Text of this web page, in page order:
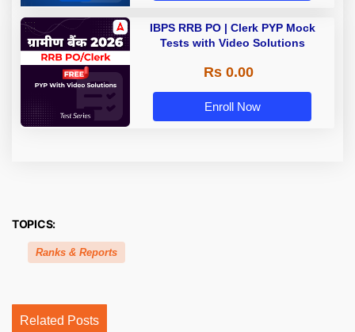
IBPS RRB PO | Clerk PYP Mock
Tests with Video Solutions
Rs 0.00
Enroll Now
TOPICS:
Ranks & Reports
Related Posts